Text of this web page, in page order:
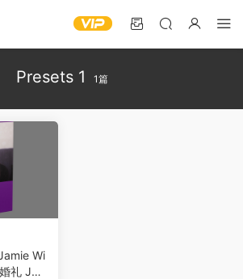
Presets 1 1篇
Wi
礼 JW